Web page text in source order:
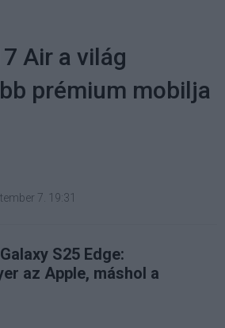
Air a világ
prémium mobilja
7. 19:31
S25 Edge:
az Apple, máshol a